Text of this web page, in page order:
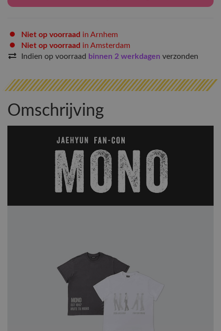
Niet op voorraad in Arnhem
Niet op voorraad in Amsterdam
Indien op voorraad binnen 2 werkdagen verzonden
Omschrijving